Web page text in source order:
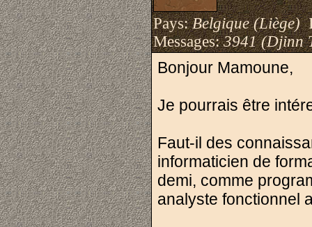
Pays:Belgique (Liège)
Messages:3941 (Djinn
Bonjour Mamoune,
Je pourrais être
Faut-il des
informaticien de
demi, comme
analyste fonctionnel